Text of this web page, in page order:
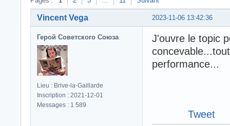
2023-11-06 13:42:36
Vincent Vega
Герой Советского Союза
Lieu : Brive-la-Gaillarde
Inscription : 2021-12-01
Messages : 1 589
J'ouvre le topic
performance...
Tweet